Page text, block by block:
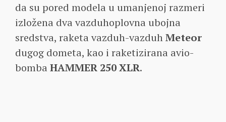
da su pored modela u umanjenoj razmeri
izložena dva vazduhoplovna ubojna
sredstva, raketa vazduh-vazduhMeteor
dugog dometa, kao i raketizirana avio-
bomba HAMMER 250 XLR.